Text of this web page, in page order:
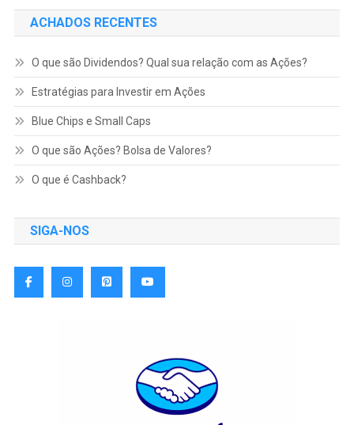
ACHADOS RECENTES
O que são Dividendos? Qual sua relação com as Ações?
Estratégias para Investir em Ações
Blue Chips e Small Caps
O que são Ações? Bolsa de Valores?
O que é Cashback?
SIGA-NOS